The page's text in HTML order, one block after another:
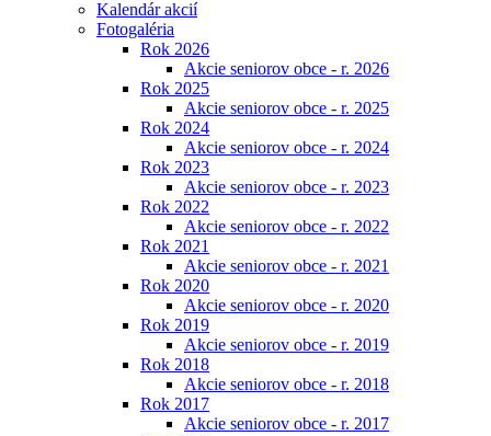
Kalendár akcií
Fotogaléria
Rok 2026
Akcie seniorov obce - r. 2026
Rok 2025
Akcie seniorov obce - r. 2025
Rok 2024
Akcie seniorov obce - r. 2024
Rok 2023
Akcie seniorov obce - r. 2023
Rok 2022
Akcie seniorov obce - r. 2022
Rok 2021
Akcie seniorov obce - r. 2021
Rok 2020
Akcie seniorov obce - r. 2020
Rok 2019
Akcie seniorov obce - r. 2019
Rok 2018
Akcie seniorov obce - r. 2018
Rok 2017
Akcie seniorov obce - r. 2017